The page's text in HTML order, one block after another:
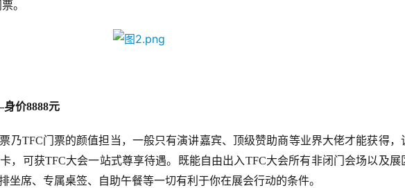
。
身价8888元
乃TFC门票的颜值担当，一般只有演讲嘉宾、顶级赞助商等业界大佬才能获得，
，可获TFC大会一站式尊享待遇。既能自由出入TFC大会所有非闭门会场以及展
坐席、专属桌签、自助午餐等一切有利于你在展会行动的条件。